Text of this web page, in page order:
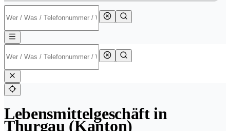
Lebensmittelgeschäft in
Thurgau (Kanton)